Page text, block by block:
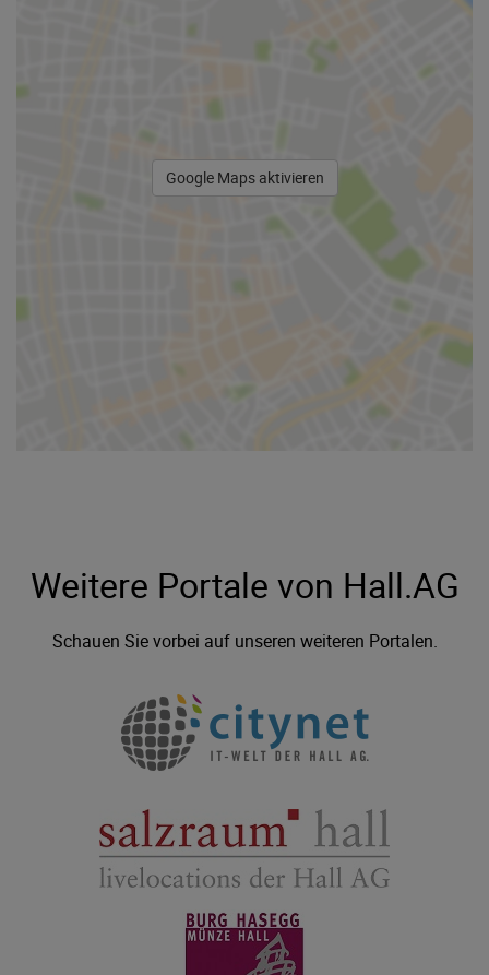
Google Maps aktivieren
Weitere Portale von Hall.AG
Schauen Sie vorbei auf unseren weiteren Portalen.